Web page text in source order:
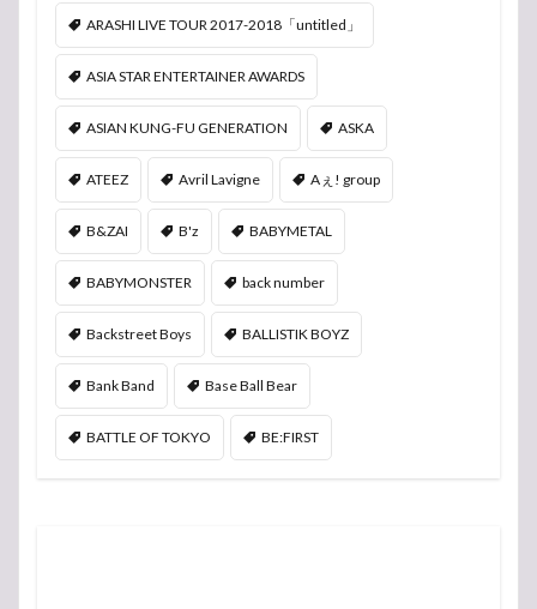
ARASHI LIVE TOUR 2017-2018「untitled」
ASIA STAR ENTERTAINER AWARDS
ASIAN KUNG-FU GENERATION ASKA
ATEEZ Avril Lavigne Aぇ! group
B&ZAI B'z BABYMETAL
BABYMONSTER back number
Backstreet Boys BALLISTIK BOYZ
Bank Band Base Ball Bear
BATTLE OF TOKYO BE:FIRST